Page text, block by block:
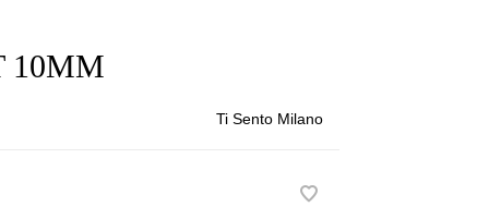
10MM
Ti Sento Milano